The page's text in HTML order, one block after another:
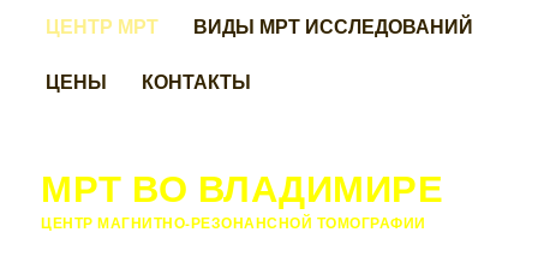
ЦЕНТР МРТ
ВИДЫ МРТ ИССЛЕДОВАНИЙ
ЦЕНЫ
КОНТАКТЫ
МРТ ВО ВЛАДИМИРЕ
ЦЕНТР МАГНИТНО-РЕЗОНАНСНОЙ ТОМОГРАФИИ